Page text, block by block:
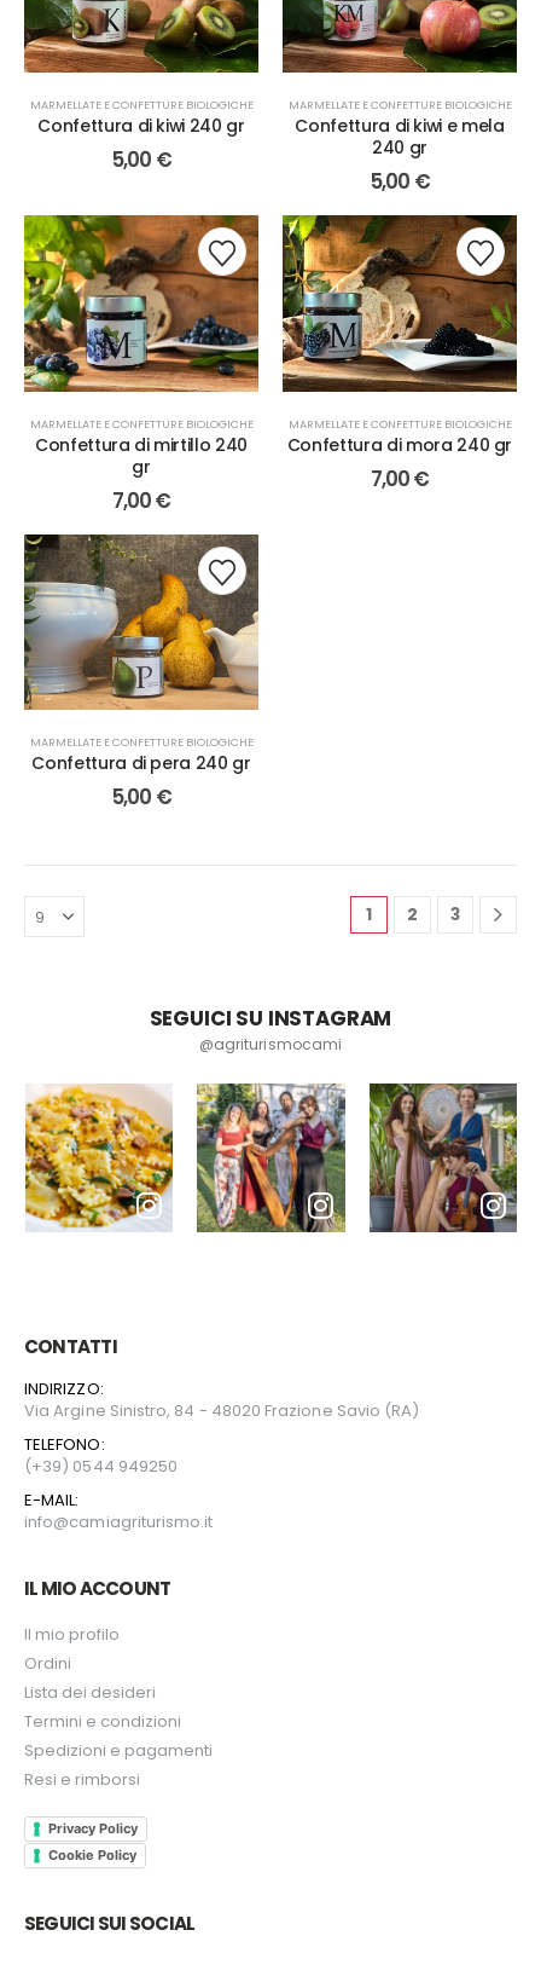
MARMELLATE E CONFETTURE BIOLOGICHE
Confettura di kiwi 240 gr
5,00 €
MARMELLATE E CONFETTURE BIOLOGICHE
Confettura di kiwi e mela
240 gr
5,00 €
MARMELLATE E CONFETTURE BIOLOGICHE
Confettura di mirtillo 240
gr
7,00€
MARMELLATE E CONFETTURE BIOLOGICHE
Confettura di mora 240 gr
7,00€
MARMELLATE E CONFETTURE BIOLOGICHE
Confettura di pera 240 gr
5,00 €
1 2 3
SEGUICI SU INSTAGRAM
@agriturismocami
CONTATTI
INDIRIZZO:
Via Argine Sinistro, 84 - 48020 Frazione Savio (RA)
TELEFONO:
(+39) 0544 949250
E-MAIL:
info@camiagriturismo.it
IL MIO ACCOUNT
Il mio profilo
Ordini
Lista dei desideri
Termini e condizioni
Spedizioni e pagamenti
Resi e rimborsi
Privacy Policy
Cookie Policy
SEGUICI SUI SOCIAL